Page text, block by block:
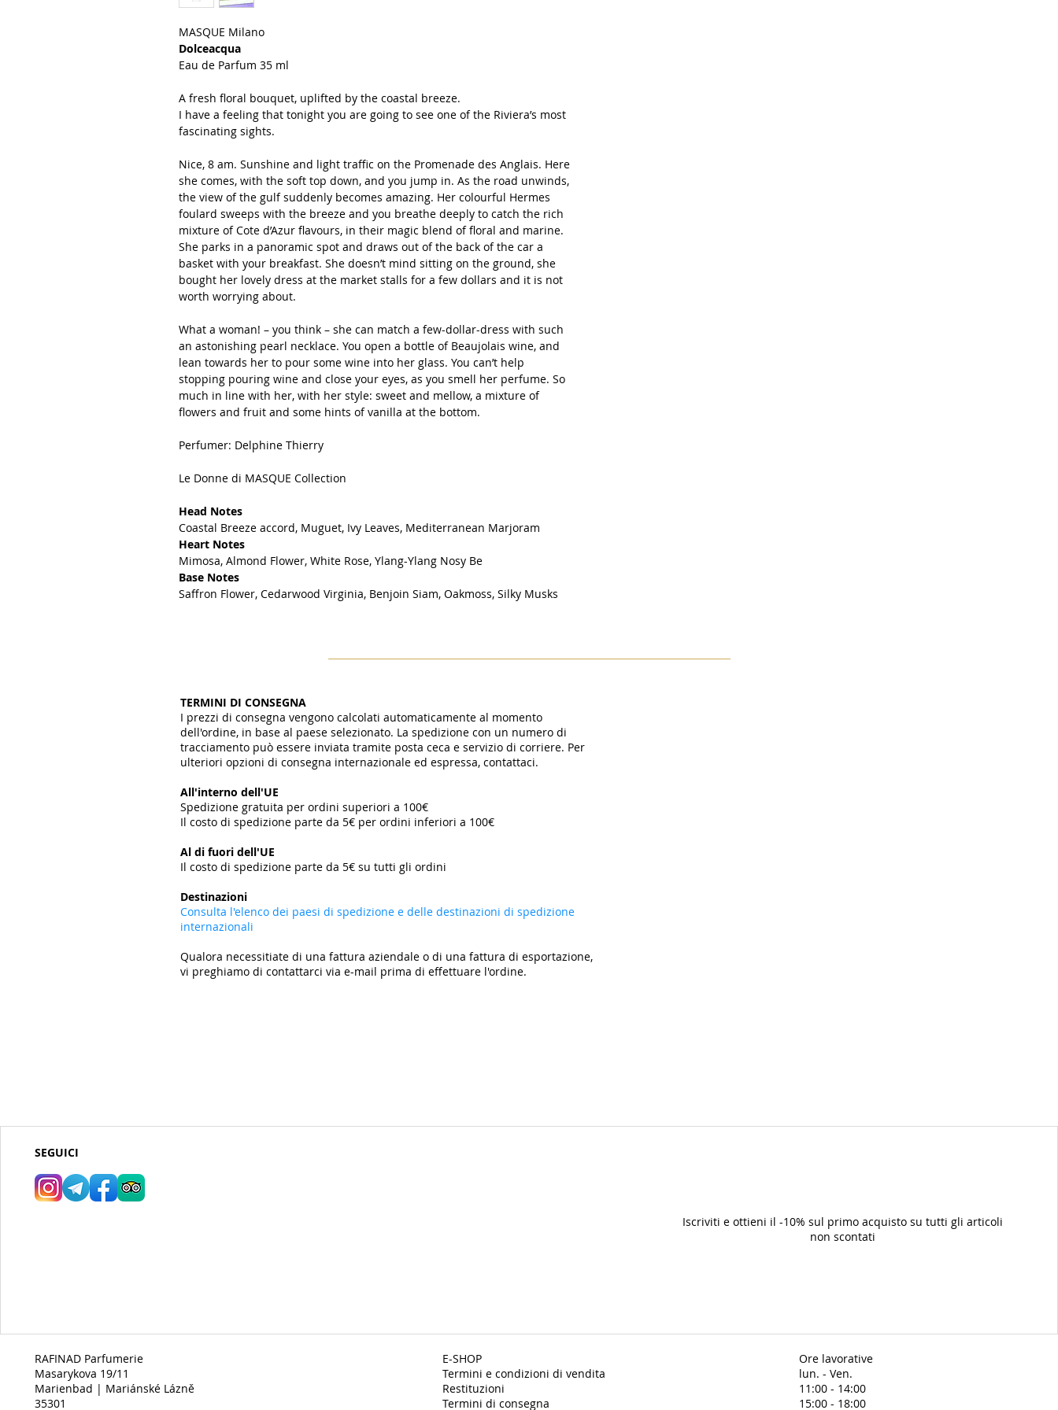
MASQUE Milano
Dolceacqua
Eau de Parfum 35 ml
A fresh floral bouquet, uplifted by the coastal breeze.
I have a feeling that tonight you are going to see one of the Riviera’s most
fascinating sights.
Nice, 8 am. Sunshine and light traffic on the Promenade des Anglais. Here
she comes, with the soft top down, and you jump in. As the road unwinds,
the view of the gulf suddenly becomes amazing. Her colourful Hermes
foulard sweeps with the breeze and you breathe deeply to catch the rich
mixture of Cote d’Azur flavours, in their magic blend of floral and marine.
She parks in a panoramic spot and draws out of the back of the car a
basket with your breakfast. She doesn’t mind sitting on the ground, she
bought her lovely dress at the market stalls for a few dollars and it is not
worth worrying about.
What a woman! – you think – she can match a few-dollar-dress with such
an astonishing pearl necklace. You open a bottle of Beaujolais wine, and
lean towards her to pour some wine into her glass. You can’t help
stopping pouring wine and close your eyes, as you smell her perfume. So
much in line with her, with her style: sweet and mellow, a mixture of
flowers and fruit and some hints of vanilla at the bottom.
Perfumer: Delphine Thierry
Le Donne di MASQUE Collection
Head Notes
Coastal Breeze accord, Muguet, Ivy Leaves, Mediterranean Marjoram
Heart Notes
Mimosa, Almond Flower, White Rose, Ylang-Ylang Nosy Be
Base Notes
Saffron Flower, Cedarwood Virginia, Benjoin Siam, Oakmoss, Silky Musks
TERMINI DI CONSEGNA
I prezzi di consegna vengono calcolati automaticamente al momento
dell'ordine, in base al paese selezionato. La spedizione con un numero di
tracciamento può essere inviata tramite posta ceca e servizio di corriere. Per
ulteriori opzioni di consegna internazionale ed espressa, contattaci.
All'interno dell'UE
Spedizione gratuita per ordini superiori a 100€
Il costo di spedizione parte da 5€ per ordini inferiori a 100€
Al di fuori dell'UE
Il costo di spedizione parte da 5€ su tutti gli ordini
Destinazioni
Consulta l'elenco dei paesi di spedizione e delle destinazioni di spedizione
internazionali
Qualora necessitiate di una fattura aziendale o di una fattura di esportazione,
vi preghiamo di contattarci via e-mail prima di effettuare l'ordine.
SEGUICI
Iscriviti e ottieni il -10% sul primo acquisto su tutti gli articoli
non scontati
RAFINAD Parfumerie
Masarykova 19/11
Marienbad | Mariánské Lázně
35301
E-SHOP
Termini e condizioni di vendita
Restituzioni
Termini di consegna
Ore lavorative
lun. - Ven.
11:00 - 14:00
15:00 - 18:00